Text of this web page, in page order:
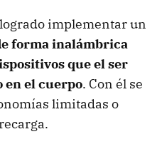
implementar un
forma inalámbrica
que el ser
en el cuerpo. Con él se
limitadas o